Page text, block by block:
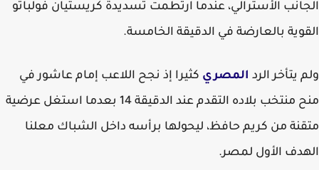
الأسترالي، عندما ارتطمت تسديدة كريستيان فولباتو
بالعارضة في الدقيقة الخامسة.
يتأخر الردالمصريكثيرا إذ نجح اللاعب إمام عاشور في
منح منتخب بلاده التقدم عند الدقيقة 14 بعدما استغل عرضية
من كريم حافظ، ليحولها برأسه داخل الشباك معلنا
الأول لمصر.